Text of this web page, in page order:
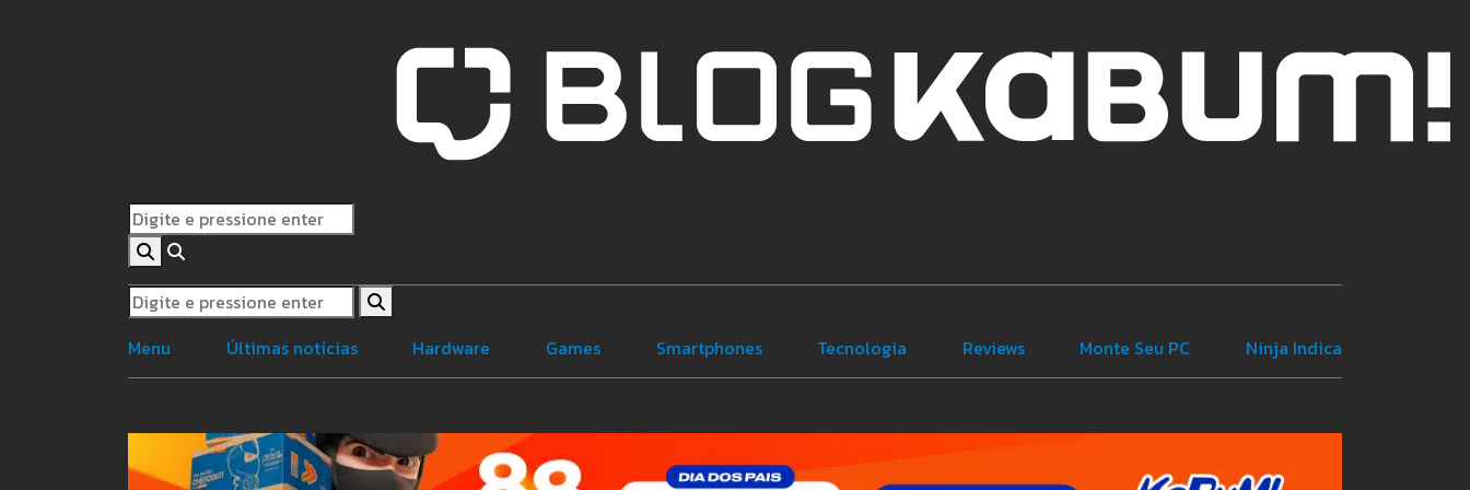
Menu Últimas notícias Hardware Games Smartphones Tecnologia Reviews Monte Seu PC Ninja Indica